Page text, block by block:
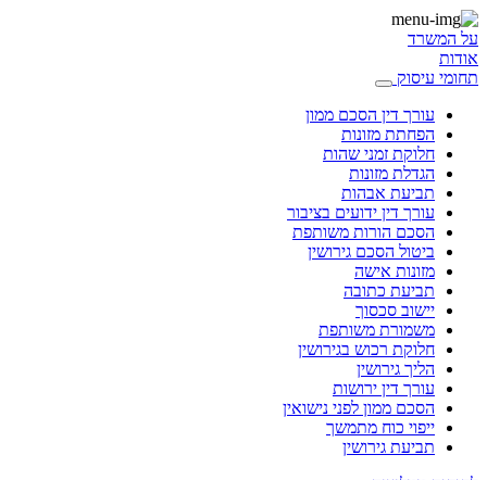
על המשרד
אודות
תחומי עיסוק
עורך דין הסכם ממון
הפחתת מזונות
חלוקת זמני שהות
הגדלת מזונות
תביעת אבהות
עורך דין ידועים בציבור
הסכם הורות משותפת
ביטול הסכם גירושין
מזונות אישה
תביעת כתובה
יישוב סכסוך
משמורת משותפת
חלוקת רכוש בגירושין
הליך גירושין
עורך דין ירושות
הסכם ממון לפני נישואין
ייפוי כוח מתמשך
תביעת גירושין